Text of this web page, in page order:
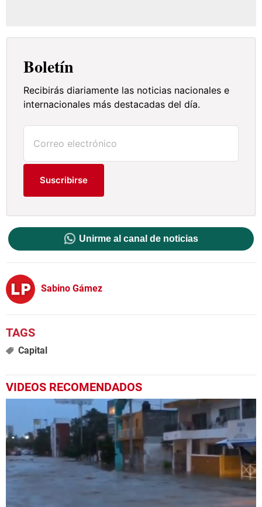
Boletín
Recibirás diariamente las noticias nacionales e
internacionales más destacadas del día.
Suscribirse
Unirme al canal de noticias
Sabino Gámez
Capital
VIDEOS RECOMENDADOS